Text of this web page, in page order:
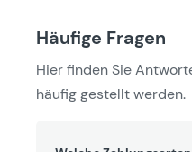
Häufige Fragen
Hier finden Sie
häufig gestellt werden.